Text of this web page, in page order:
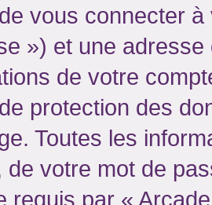
vous connecter
») et une
de votre
protection des
Toutes les
de votre mot de
requis par «